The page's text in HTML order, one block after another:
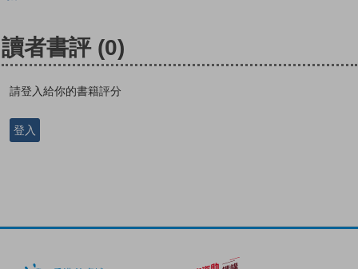
讀者書評 (0)
請登入給你的書籍評分
登入